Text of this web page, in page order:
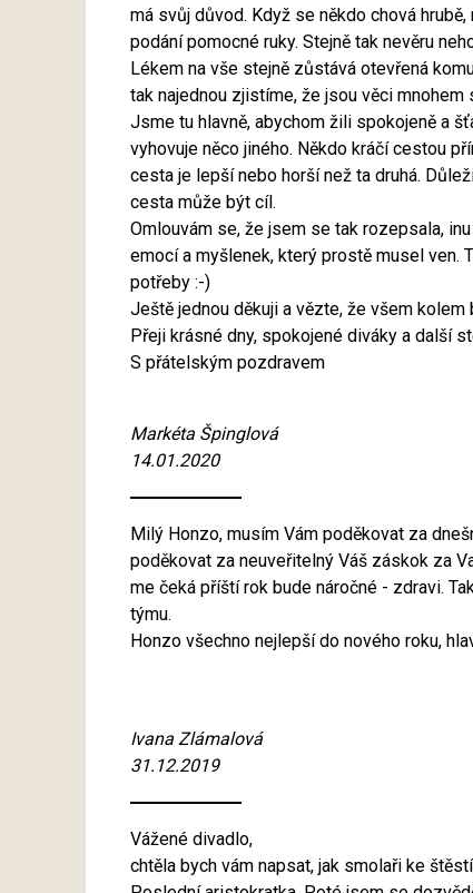
má svůj důvod. Když se někdo chová
podání pomocné ruky. Stejně tak nevěru
Lékem na vše stejně zůstává otevřená
tak najednou zjistíme, že jsou věci
Jsme tu hlavně, abychom žili spokojeně a
vyhovuje něco jiného. Někdo kráčí cestou
cesta je lepší nebo horší než ta druhá.
cesta může být cíl.
Omlouvám se, že jsem se tak rozepsala,
emocí a myšlenek, který prostě musel ven.
potřeby :-)
Ještě jednou děkuji a vězte, že všem
Přeji krásné dny, spokojené diváky a další
S přátelským pozdravem
Markéta Špinglová
14.01.2020
Milý Honzo, musím Vám poděkovat za
poděkovat za neuveřitelný Váš záskok za
me čeká příští rok bude náročné - zdravi.
týmu.
Honzo všechno nejlepší do nového roku,
Ivana Zlámalová
31.12.2019
Vážené divadlo,
chtěla bych vám napsat, jak smolaři ke